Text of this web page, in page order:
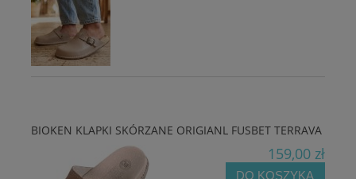
BIOKEN KLAPKI SKÓRZANE ORIGIANL FUSBET TERRAVA
159,00 zł
DO KOSZYKA